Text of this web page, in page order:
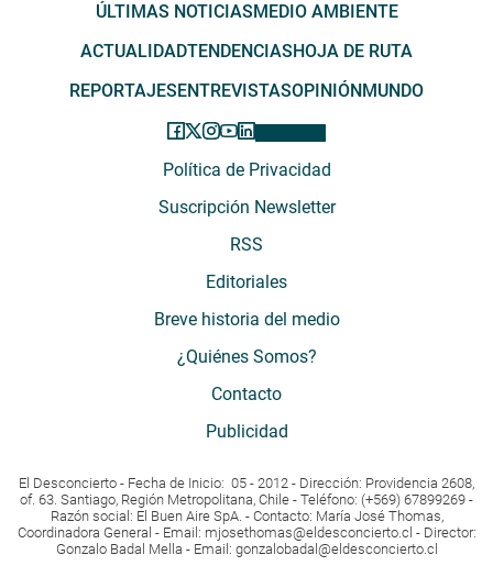
ÚLTIMAS NOTICIAS MEDIO AMBIENTE
ACTUALIDADTENDENCIAS HOJA DE RUTA
REPORTAJES ENTREVISTASOPINIÓN MUNDO
Política de Privacidad
Suscripción Newsletter
RSS
Editoriales
Breve historia del medio
¿Quiénes Somos?
Contacto
Publicidad
El Desconcierto - Fecha de Inicio: 05 - 2012 - Dirección: Providencia 2608,
of. 63. Santiago, Región Metropolitana, Chile - Teléfono: (+569) 67899269 -
Razón social: El Buen Aire SpA. - Contacto: María José Thomas,
Coordinadora General - Email: mjosethomas@eldesconcierto.cl - Director:
Gonzalo Badal Mella - Email: gonzalobadal@eldesconcierto.cl